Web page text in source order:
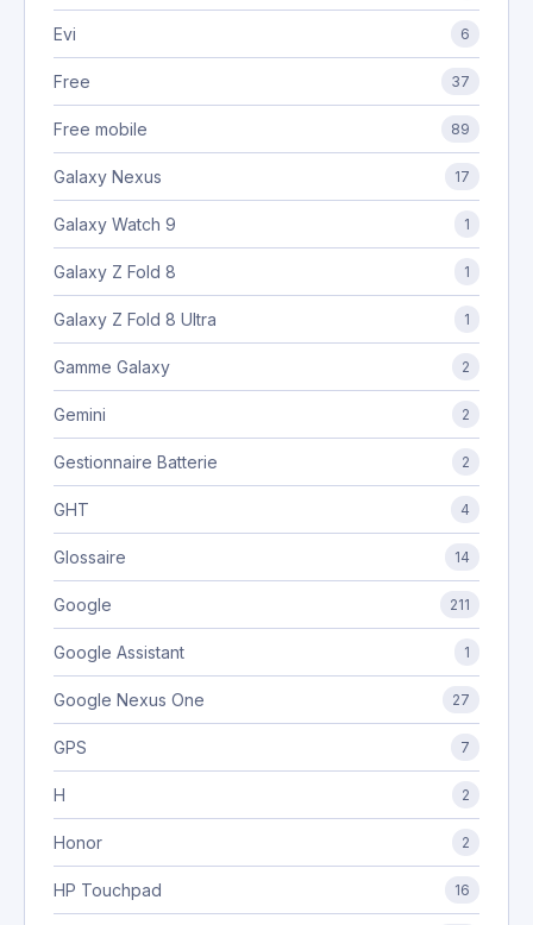
Evi 6
Free 37
Free mobile 89
Galaxy Nexus 17
Galaxy Watch 9 1
Galaxy Z Fold 8 1
Galaxy Z Fold 8 Ultra 1
Gamme Galaxy 2
Gemini 2
Gestionnaire Batterie 2
GHT 4
Glossaire 14
Google 211
Google Assistant 1
Google Nexus One 27
GPS 7
H 2
Honor 2
HP Touchpad 16